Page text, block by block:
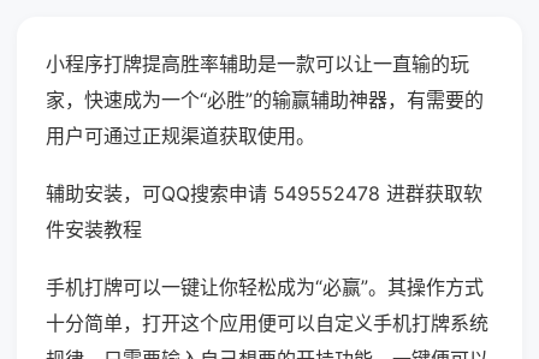
小程序打牌提高胜率辅助是一款可以让一直输的玩
家，快速成为一个“必胜”的输赢辅助神器，有需要的
用户可通过正规渠道获取使用。
辅助安装，可QQ搜索申请 549552478 进群获取软
件安装教程
手机打牌可以一键让你轻松成为“必赢”。其操作方式
十分简单，打开这个应用便可以自定义手机打牌系统